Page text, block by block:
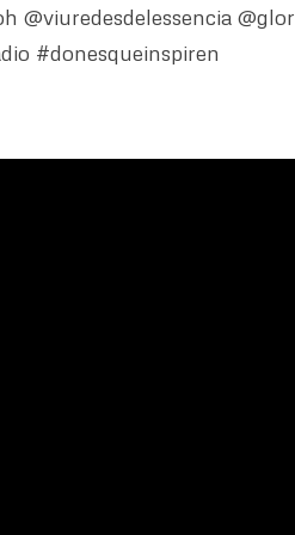
@viuredesdelessencia
#donesqueinspiren